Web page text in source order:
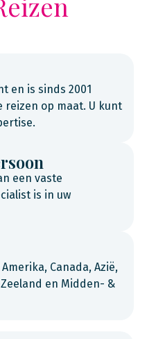
en is sinds 2001
reizen op maat. U kunt
een vaste
is in uw
Canada, Azië,
en Midden- &